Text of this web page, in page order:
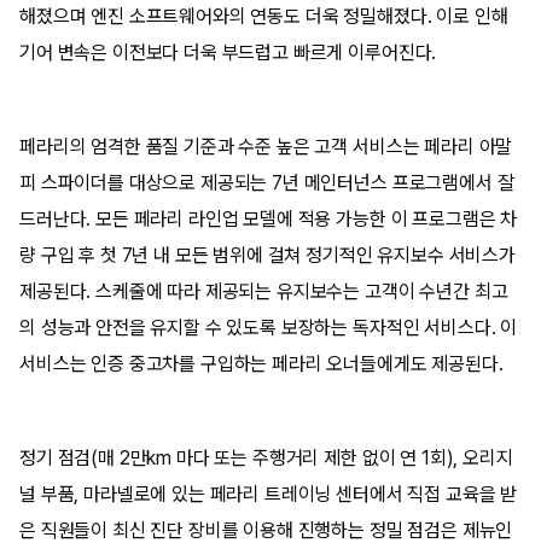
해졌으며 엔진 소프트웨어와의 연동도 더욱 정밀해졌다. 이로 인해
기어 변속은 이전보다 더욱 부드럽고 빠르게 이루어진다.
페라리의 엄격한 품질 기준과 수준 높은 고객 서비스는 페라리 아말
피 스파이더를 대상으로 제공되는 7년 메인터넌스 프로그램에서 잘
드러난다. 모든 페라리 라인업 모델에 적용 가능한 이 프로그램은 차
량 구입 후 첫 7년 내 모든 범위에 걸쳐 정기적인 유지보수 서비스가
제공된다. 스케줄에 따라 제공되는 유지보수는 고객이 수년간 최고
의 성능과 안전을 유지할 수 있도록 보장하는 독자적인 서비스다. 이
서비스는 인증 중고차를 구입하는 페라리 오너들에게도 제공된다.
정기 점검(매 2만km 마다 또는 주행거리 제한 없이 연 1회), 오리지
널 부품, 마라넬로에 있는 페라리 트레이닝 센터에서 직접 교육을 받
은 직원들이 최신 진단 장비를 이용해 진행하는 정밀 점검은 제뉴인